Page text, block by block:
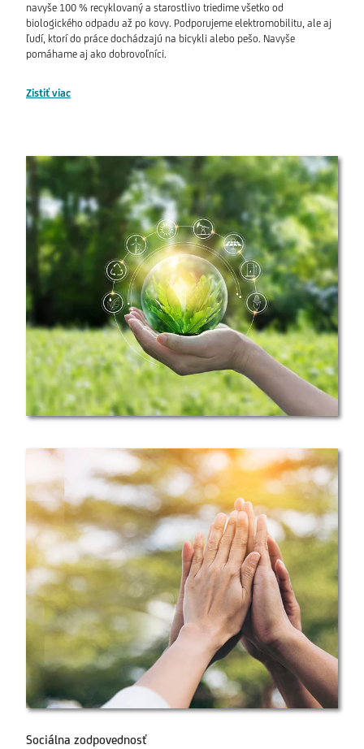
navyše 100 % recyklovaný a starostlivo triedime všetko od
biologického odpadu až po kovy. Podporujeme elektromobilitu, ale aj
ľudí, ktorí do práce dochádzajú na bicykli alebo pešo. Navyše
pomáhame aj ako dobrovoľníci.
Zistiť viac
Sociálna zodpovednosť